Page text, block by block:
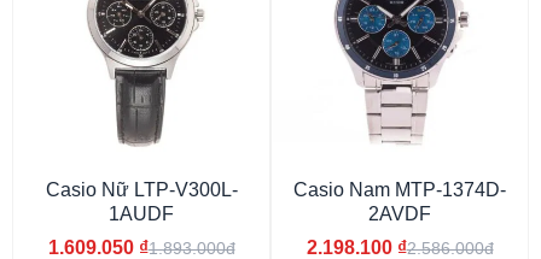
Casio Nữ LTP-V300L-
1AUDF
1.609.050 ₫1.893.000đ
Casio Nam MTP-1374D-
2AVDF
2.198.100 ₫2.586.000đ